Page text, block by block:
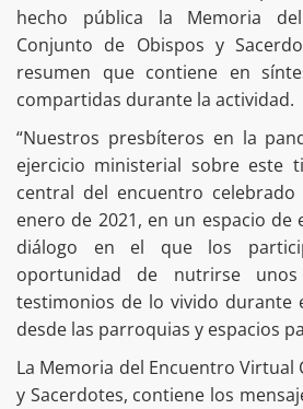
hecho pública la Memoria
Conjunto de Obispos y
resumen que contiene en
compartidas durante la actividad.
“Nuestros presbíteros en la
ejercicio ministerial sobre este
central del encuentro
enero de 2021, en un espacio
diálogo en el que los
oportunidad de nutrirse
testimonios de lo vivido durante
desde las parroquias y espacios
La Memoria del Encuentro Virtual
y Sacerdotes, contiene los